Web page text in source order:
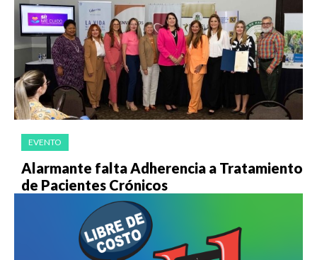
EVENTO
Alarmante falta Adherencia a Tratamiento
de Pacientes Crónicos